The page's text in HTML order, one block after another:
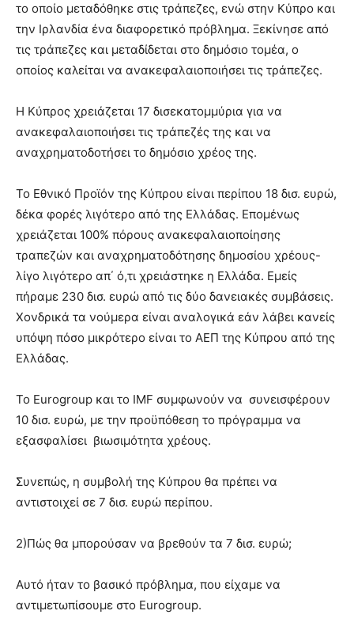
το οποίο μεταδόθηκε στις τράπεζες, ενώ στην Κύπρο και
την Ιρλανδία ένα διαφορετικό πρόβλημα. Ξεκίνησε από
τις τράπεζες και μεταδίδεται στο δημόσιο τομέα, ο
οποίος καλείται να ανακεφαλαιοποιήσει τις τράπεζες.
Η Κύπρος χρειάζεται 17 δισεκατομμύρια για να
ανακεφαλαιοποιήσει τις τράπεζές της και να
αναχρηματοδοτήσει το δημόσιο χρέος της.
Το Εθνικό Προϊόν της Κύπρου είναι περίπου 18 δισ. ευρώ,
δέκα φορές λιγότερο από της Ελλάδας. Επομένως
χρειάζεται 100% πόρους ανακεφαλαιοποίησης
τραπεζών και αναχρηματοδότησης δημοσίου χρέους-
λίγο λιγότερο απ΄ ό,τι χρειάστηκε η Ελλάδα. Εμείς
πήραμε 230 δισ. ευρώ από τις δύο δανειακές συμβάσεις.
Χονδρικά τα νούμερα είναι αναλογικά εάν λάβει κανείς
υπόψη πόσο μικρότερο είναι το ΑΕΠ της Κύπρου από της
Ελλάδας.
Το Eurogroup και το IMF συμφωνούν να συνεισφέρουν
10 δισ. ευρώ, με την προϋπόθεση το πρόγραμμα να
εξασφαλίσει βιωσιμότητα χρέους.
Συνεπώς, η συμβολή της Κύπρου θα πρέπει να
αντιστοιχεί σε 7 δισ. ευρώ περίπου.
2)Πώς θα μπορούσαν να βρεθούν τα 7 δισ. ευρώ;
Αυτό ήταν το βασικό πρόβλημα, που είχαμε να
αντιμετωπίσουμε στο Eurogroup.